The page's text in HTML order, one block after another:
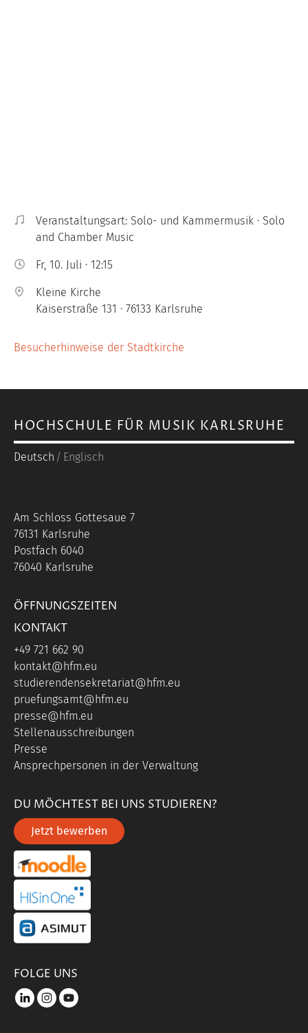
Veranstaltungsart: Solo- und Kammermusik · Solo
and Chamber Music
Fr, 10. Juli · 12:15
Kleine Kirche
Kaiserstraße 131 · 76133 Karlsruhe
Besucherhinweise der Stadtkirche
HOCHSCHULE FÜR MUSIK KARLSRUHE
Deutsch Englisch
Am Schloss Gottesaue 7
76131 Karlsruhe
Postfach 6040
76040 Karlsruhe
ÖFFNUNGSZEITEN
KONTAKT
+49 721 662 90
kontakt@hfm.eu
studierendensekretariat@hfm.eu
pruefungsamt@hfm.eu
presse@hfm.eu
Stellenausschreibungen
Presse
Ansprechpersonen in der Verwaltung
DU MÖCHTEST BEI UNS STUDIEREN?
Jetzt bewerben
portal link moddle
portal link hisinone
portal link asimut
FOLGE UNS
LinkedIninstagram
youtube